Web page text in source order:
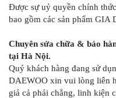
Được sự uỷ quyền chính
bao gồm các sản phẩm
Chuyên sửa chữa & bảo
tại Hà Nội.
Quý khách hàng đang sử
DAEWOO xin vui lòng liên
giá cả phải chẳng, linh kiện